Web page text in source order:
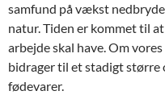
samfund på vækst
natur. Tiden er kommet til
arbejde skal have. Om
bidrager til et stadigt større
fødevarer.